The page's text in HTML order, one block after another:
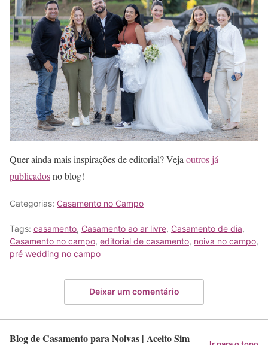
Quer ainda mais inspirações de editorial? Veja outros já
publicadosno blog!
Categorias: Casamento no Campo
Tags: casamento, Casamento ao ar livre, Casamento de dia,
Casamento no campo, editorial de casamento, noiva no campo,
pré wedding no campo
Deixar um comentário
Blog de Casamento para Noivas | Aceito Sim